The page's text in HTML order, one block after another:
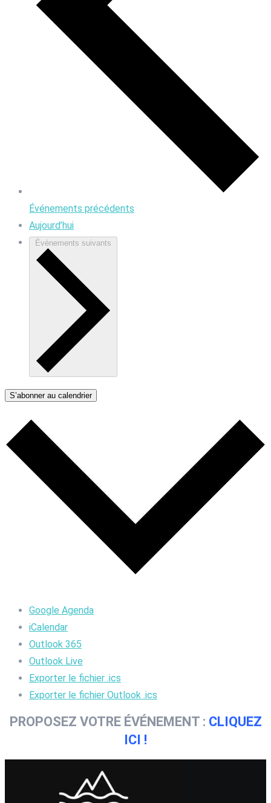
Événements précédents
Aujourd’hui
Événements suivants
S’abonner au calendrier
Google Agenda
iCalendar
Outlook 365
Outlook Live
Exporter le fichier .ics
Exporter le fichier Outlook .ics
PROPOSEZ VOTRE ÉVÉNEMENT : CLIQUEZ
ICI !